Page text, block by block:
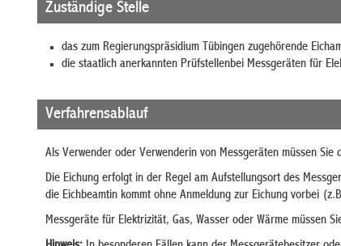
Zuständige Stelle
das zum Regierungspräsidium Tübingen zugehörende
die staatlich anerkannten Prüfstellenbei Messgeräten für
Verfahrensablauf
Als Verwender oder Verwenderin von Messgeräten müssen
Die Eichung erfolgt in der Regel am Aufstellungsort des
die Eichbeamtin kommt ohne Anmeldung zur Eichung vorbei
Messgeräte für Elektrizität, Gas, Wasser oder Wärme müssen